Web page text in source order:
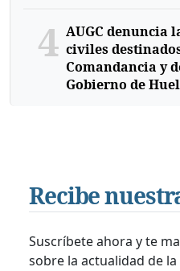
4 AUGC denuncia
civiles
Comandancia y
Gobierno de
Recibe
Suscríbete ahora y te
sobre la actualidad de la